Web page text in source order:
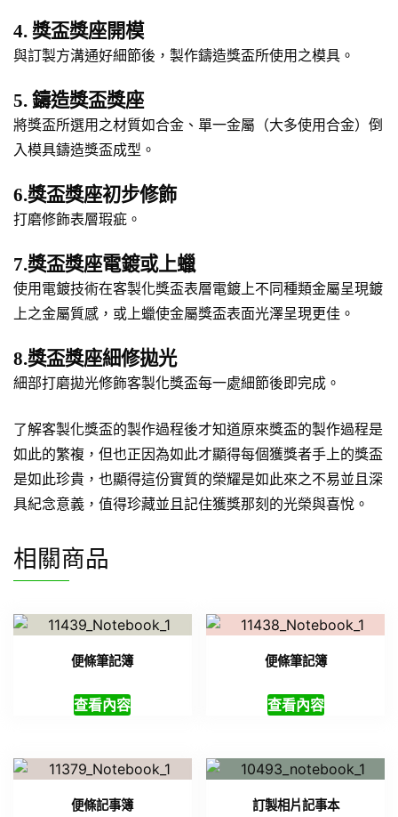
4. 獎盃獎座開模
與訂製方溝通好細節後，製作鑄造獎盃所使用之模具。
5. 鑄造獎盃獎座
將獎盃所選用之材質如合金、單一金屬（大多使用合金）倒
入模具鑄造獎盃成型。
6.獎盃獎座初步修飾
打磨修飾表層瑕疵。
7.獎盃獎座電鍍或上蠟
使用電鍍技術在客製化獎盃表層電鍍上不同種類金屬呈現鍍
上之金屬質感，或上蠟使金屬獎盃表面光澤呈現更佳。
8.獎盃獎座細修拋光
細部打磨拋光修飾客製化獎盃每一處細節後即完成。
了解客製化獎盃的製作過程後才知道原來獎盃的製作過程是
如此的繁複，但也正因為如此才顯得每個獲獎者手上的獎盃
是如此珍貴，也顯得這份實質的榮耀是如此來之不易並且深
具紀念意義，值得珍藏並且記住獲獎那刻的光榮與喜悅。
相關商品
便條筆記簿
查看內容
便條筆記簿
查看內容
便條記事簿 訂製相片記事本